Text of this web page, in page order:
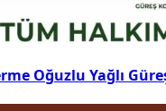
Oğuzlu Yağlı